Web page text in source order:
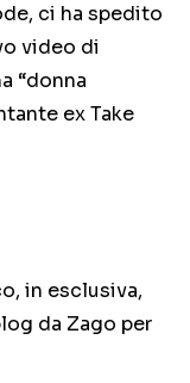
ci ha spedito
video di
“donna
ex Take
in esclusiva,
da Zago per